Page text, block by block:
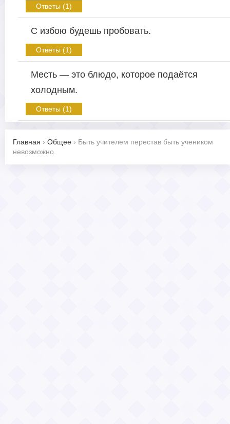
Ответы (1)
С избою будешь пробовать.
Ответы (1)
Месть — это блюдо, которое подаётся
холодным.
Ответы (1)
Главная › Общее › Быть учителем перестав быть учеником
невозможно.